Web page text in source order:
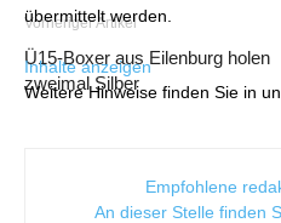
übermittelt werden.
Inhalte anzeigen
Weitere Hinweise finden Sie in
Vorheriger Artikel
Ü15-Boxer aus Eilenburg holen
zweimal Silber
Empfohlene
An dieser Stelle finden